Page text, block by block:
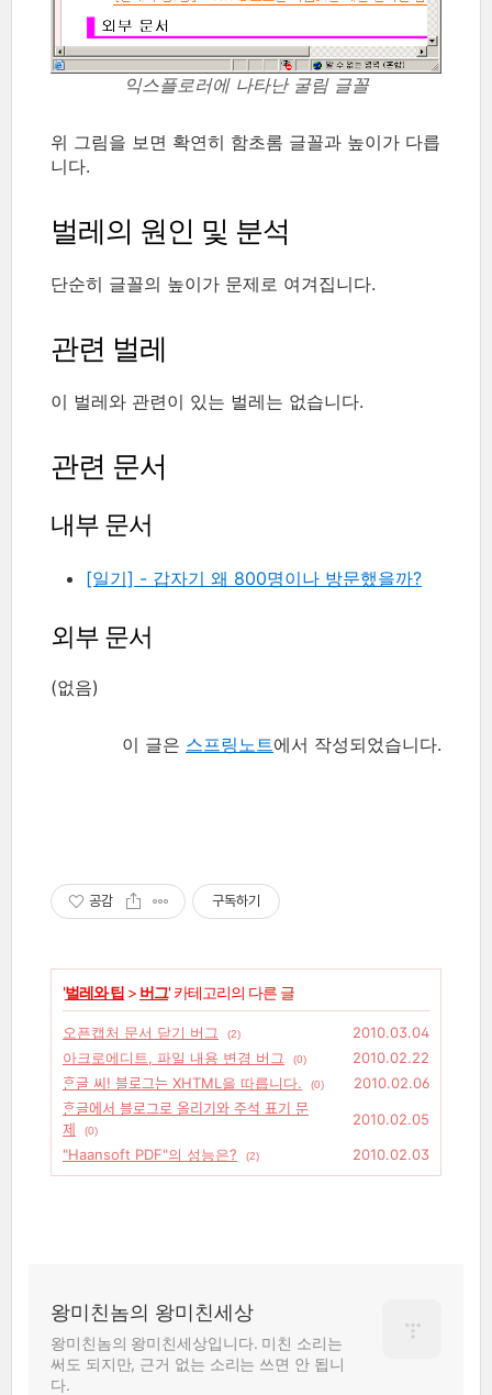
익스플로러에 나타난 굴림 글꼴
위 그림을 보면 확연히 함초롬 글꼴과 높이가 다릅
니다.
벌레의 원인 및 분석
단순히 글꼴의 높이가 문제로 여겨집니다.
관련 벌레
이 벌레와 관련이 있는 벌레는 없습니다.
관련 문서
내부 문서
[일기] - 갑자기 왜 800명이나 방문했을까?
외부 문서
(없음)
이 글은 스프링노트에서 작성되었습니다.
공감 구독하기
'벌레와 팁 > 버그' 카테고리의 다른 글
오픈캡처 문서 닫기 버그 (2)
2010.03.04
아크로에디트, 파일 내용 변경 버그
(0)
2010.02.22
ᄒᆞᆫ글 씨! 블로그는 XHTML을 따릅니다.
(0)
2010.02.06
ᄒᆞᆫ글에서 블로그로 올리기와 주석 표기 문
제
(0)
2010.02.05
"Haansoft PDF"의 성능은?
(2) 2010.02.03
왕미친놈의 왕미친세상
왕미친놈의 왕미친세상입니다. 미친 소리는
써도 되지만, 근거 없는 소리는 쓰면 안 됩니
다.